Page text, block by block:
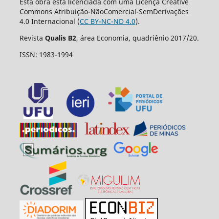
Commons Atribuição-NãoComercial-SemDerivações
4.0 Internacional (CC BY-NC-ND 4.0).
Revista Qualis B2, área Economia, quadriênio 2017/20.
ISSN: 1983-1994